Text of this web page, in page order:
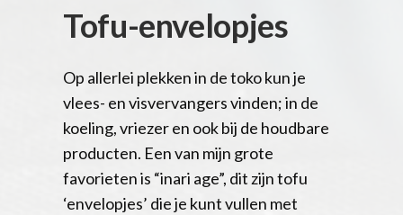
Tofu-envelopjes
Op allerlei plekken in de toko kun je
vlees- en visvervangers vinden; in de
koeling, vriezer en ook bij de houdbare
producten. Een van mijn grote
favorieten is “inari age”, dit zijn tofu
‘envelopjes’ die je kunt vullen met